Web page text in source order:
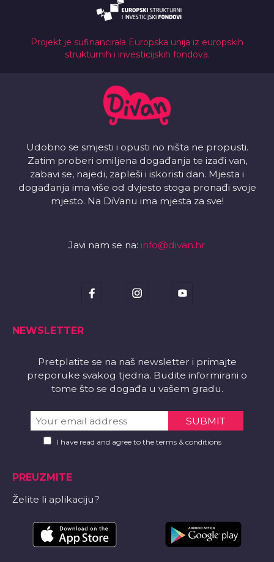
Projekt je sufinancirala Europska unija iz europskih
strukturnih i investicijskih fondova.
Udobno se smjesti i opusti no ništa ne propusti.
Zatim proberi omiljena događanja te izađi van,
zabavi se, najedi, zapleši i iskoristi dan. Mjesta i
događanja ima više od dvjesto stoga pronađi svoje
mjesto. Na DiVanu ima mjesta za sve!
Javi nam se na: info@divan.hr
NEWSLETTER
Pretplatite se na naš newsletter i primajte
preporuke svakog tjedna. Budite informirani o
tome što se događa u vašem gradu.
I have read and agree to the terms & conditions
PREUZMITE
Želite li aplikaciju?